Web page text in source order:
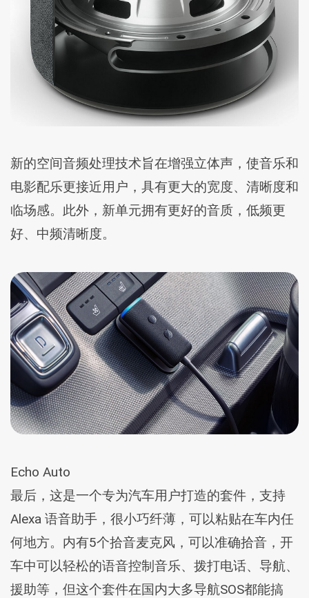
新的空间音频处理技术旨在增强立体声，使音乐和
电影配乐更接近用户，具有更大的宽度、清晰度和
临场感。此外，新单元拥有更好的音质，低频更
好、中频清晰度。
Echo Auto
最后，这是一个专为汽车用户打造的套件，支持
Alexa 语音助手，很小巧纤薄，可以粘贴在车内任
何地方。内有5个拾音麦克风，可以准确拾音，开
车中可以轻松的语音控制音乐、拨打电话、导航、
援助等，但这个套件在国内大多导航SOS都能搞